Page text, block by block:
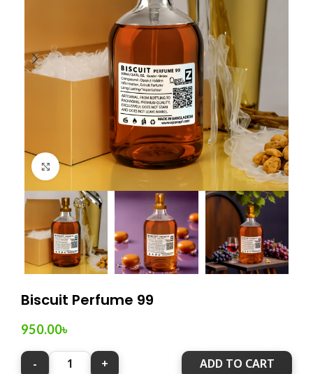
Click to enlarge
Biscuit Perfume 99
950.00৳
ADD TO CART